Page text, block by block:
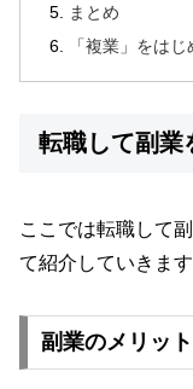
まとめ
「複業」をはじ
転職して副業
ここでは転職して
て紹介していきます
副業のメリット